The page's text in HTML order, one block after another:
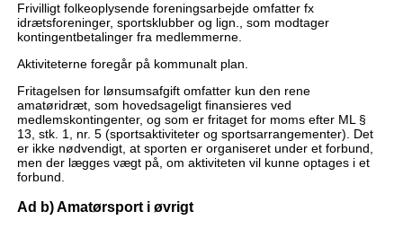
Frivilligt folkeoplysende foreningsarbejde omfatter fx
idrætsforeninger, sportsklubber og lign., som modtager
kontingentbetalinger fra medlemmerne.
Aktiviteterne foregår på kommunalt plan.
Fritagelsen for lønsumsafgift omfatter kun den rene
amatøridræt, som hovedsageligt finansieres ved
medlemskontingenter, og som er fritaget for moms efter ML §
13, stk. 1, nr. 5 (sportsaktiviteter og sportsarrangementer). Det
er ikke nødvendigt, at sporten er organiseret under et forbund,
men der lægges vægt på, om aktiviteten vil kunne optages i et
forbund.
Ad b) Amatørsport i øvrigt